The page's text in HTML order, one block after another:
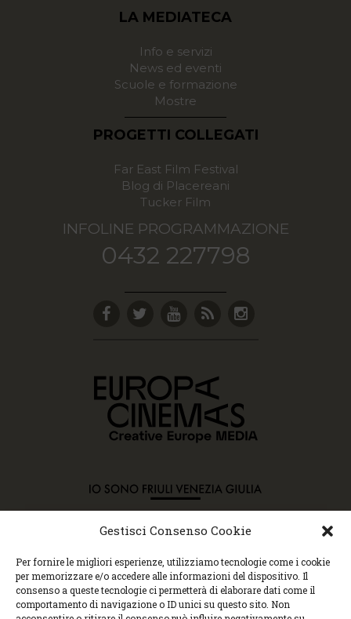
Gestisci Consenso Cookie
Per fornire le migliori esperienze, utilizziamo tecnologie come i cookie
per memorizzare e/o accedere alle informazioni del dispositivo. Il
consenso a queste tecnologie ci permetterà di elaborare dati come il
comportamento di navigazione o ID unici su questo sito. Non
LA MEDIATECA
Info e servizi
News ed eventi
Scuole e formazione
Mostre
PROGETTI COLLEGATI
Far East Film Festival
Blog di Placereani
Tucker Film
INFOLINE PROGRAMMAZIONE
0432 227798
Copyright © 2015 Cec, Tutti i diritti riservati. Nessun
contenuto può essere copiato o manipolato. Accedendo al
sito approvi la Policy sulla privacy e la Policy sui
contenuti.
Centro espressioni cinematografiche, via Villalta, 24 |